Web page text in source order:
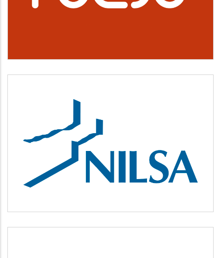
Cultura, deporte y ocio
NILSA
Medio ambiente